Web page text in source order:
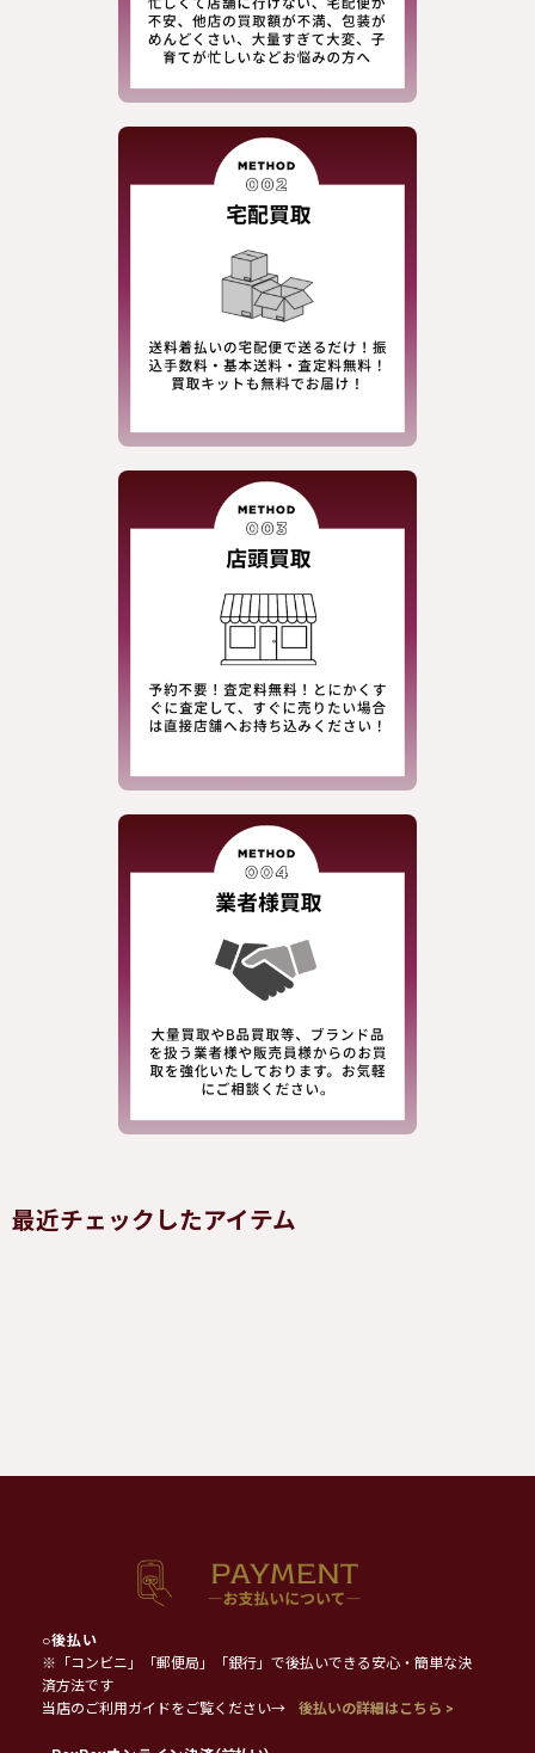
最近チェックしたアイテム
○後払い
※「コンビニ」「郵便局」「銀行」で後払いできる安心・簡単な決
済方法です
当店のご利用ガイドをご覧ください→
後払いの詳細はこちら >